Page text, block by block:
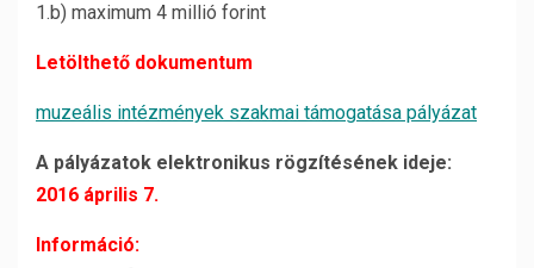
1.b) maximum 4 millió forint
Letölthető dokumentum
muzeális intézmények szakmai támogatása pályázat
A pályázatok elektronikus rögzítésének ideje:
2016 április 7.
Információ: